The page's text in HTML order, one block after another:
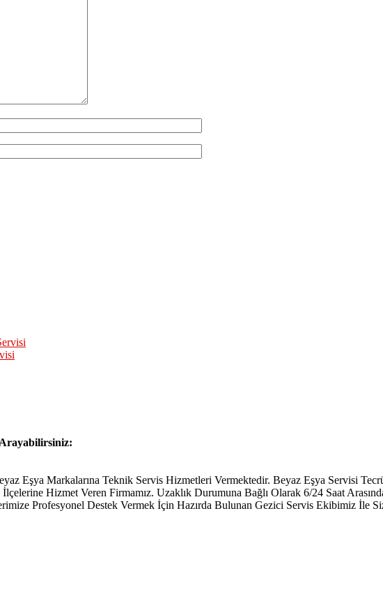
Eşya Markalarına Teknik Servis Hizmetleri Vermektedir. Beyaz Eşya Servisi
Hizmet Veren Firmamız. Uzaklık Durumuna Bağlı Olarak 6/24 Saat
Profesyonel Destek Vermek İçin Hazırda Bulunan Gezici Servis Ekibimiz İle